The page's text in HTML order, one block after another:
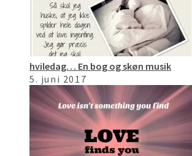
hviledag… En bog og skøn musik
5. juni 2017